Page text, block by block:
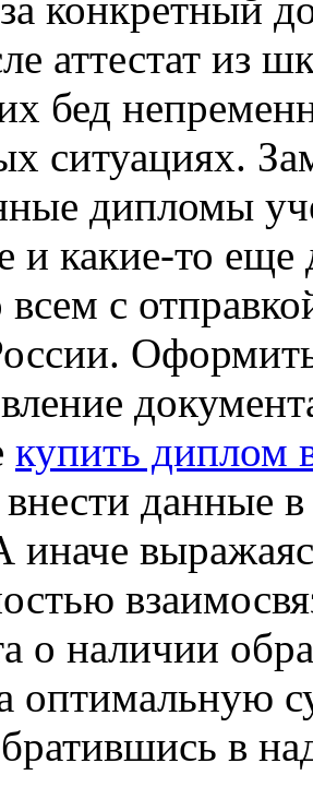
аттестат из
бед
ситуациях.
дипломы
и какие-то
всем с
купить диплом
внести
о наличии
оптимальную
в